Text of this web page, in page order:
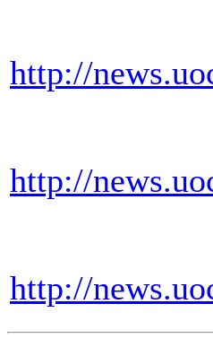
http://news.
http://news.
http://news.